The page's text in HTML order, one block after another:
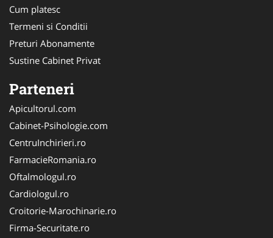
Cum platesc
Termeni si Conditii
Preturi Abonamente
Sustine Cabinet Privat
Parteneri
Apicultorul.com
Cabinet-Psihologie.com
CentruInchirieri.ro
FarmacieRomania.ro
Oftalmologul.ro
Cardiologul.ro
Croitorie-Marochinarie.ro
Firma-Securitate.ro